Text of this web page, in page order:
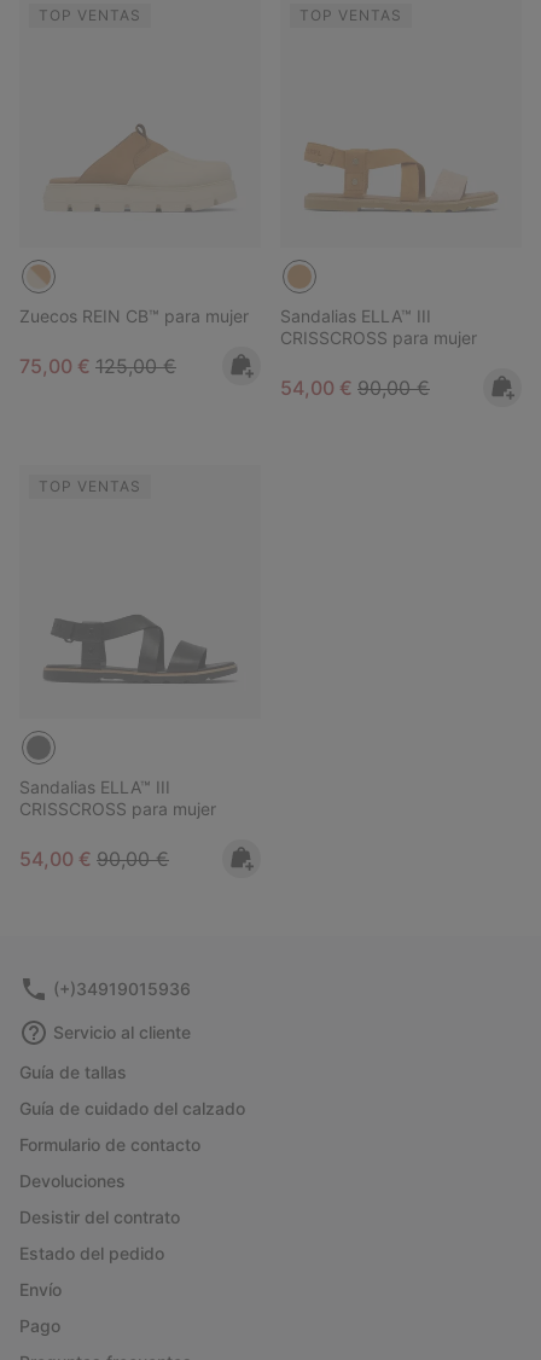
TOP VENTAS
Zuecos REIN CB™ para mujer
Sale price:
75,00 € Regular price:
125,00 €
TOP VENTAS
Sandalias ELLA™ III
CRISSCROSS para mujer
Sale price:
54,00 € Regular price:
90,00 €
TOP VENTAS
Sandalias ELLA™ III
CRISSCROSS para mujer
Sale price:
54,00 € Regular price:
90,00 €
(+)34919015936
Servicio al cliente
Guía de tallas
Guía de cuidado del calzado
Formulario de contacto
Devoluciones
Desistir del contrato
Estado del pedido
Envío
Pago